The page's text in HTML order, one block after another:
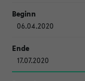
06.04.2020
17.07.2020